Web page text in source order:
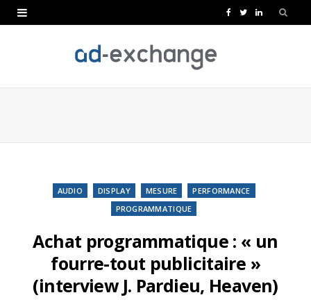
e
k
T
t
L
k
AUDIO DISPLAY MESURE
PERFORMANCE
PROGRAMMATIQUE
Achat programmatique : « un
fourre-tout publicitaire »
(interview J. Pardieu, Heaven)